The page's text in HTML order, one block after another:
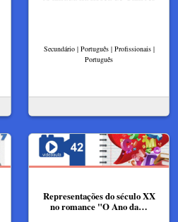
Secundário | Português | Profissionais |
Português
Representações do século XX
no romance "O Ano da…